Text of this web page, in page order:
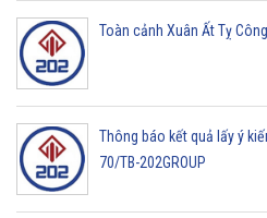
Toàn cảnh Xuân Ất Tỵ
Thông báo kết quả lấy ý
70/TB-202GROUP